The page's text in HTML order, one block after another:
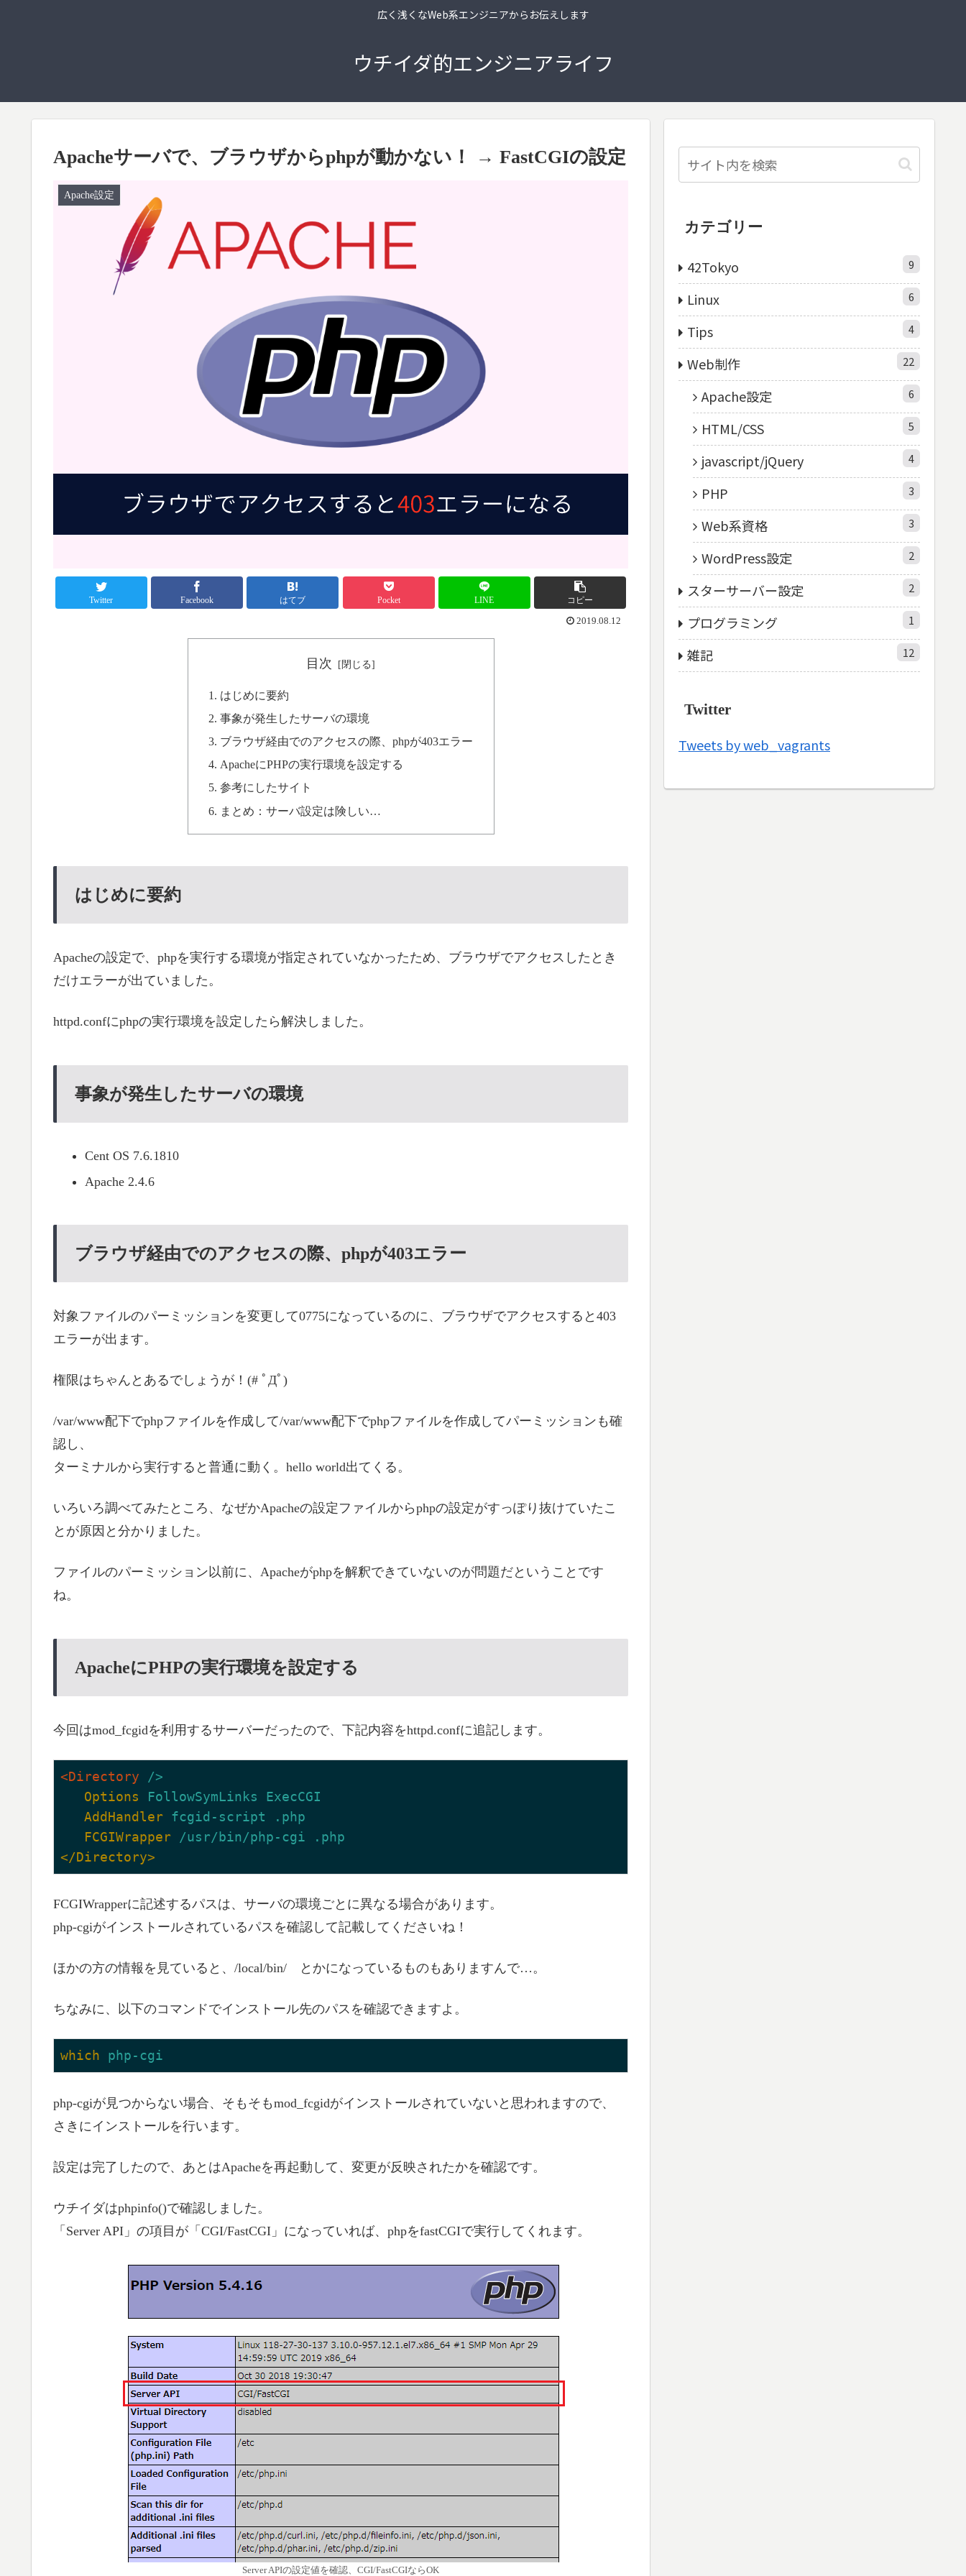
広く浅くなWeb系エンジニアからお伝えします
ウチイダ的エンジニアライフ
Apacheサーバで、ブラウザからphpが動かない！ → FastCGIの設定
Apache設定
Twitter Facebook はてブ Pocket LINE コピー
2019.08.12
目次
はじめに要約
事象が発生したサーバの環境
ブラウザ経由でのアクセスの際、phpが403エラー
ApacheにPHPの実行環境を設定する
参考にしたサイト
まとめ：サーバ設定は険しい…
はじめに要約
Apacheの設定で、phpを実行する環境が指定されていなかったため、ブラウザでアクセスしたとき
だけエラーが出ていました。
httpd.confにphpの実行環境を設定したら解決しました。
事象が発生したサーバの環境
Cent OS 7.6.1810
Apache 2.4.6
ブラウザ経由でのアクセスの際、phpが403エラー
対象ファイルのパーミッションを変更して0775になっているのに、ブラウザでアクセスすると403
エラーが出ます。
権限はちゃんとあるでしょうが！(# ﾟДﾟ)
/var/www配下でphpファイルを作成して/var/www配下でphpファイルを作成してパーミッションも確
認し、
ターミナルから実行すると普通に動く。hello world出てくる。
いろいろ調べてみたところ、なぜかApacheの設定ファイルからphpの設定がすっぽり抜けていたこ
とが原因と分かりました。
ファイルのパーミッション以前に、Apacheがphpを解釈できていないのが問題だということです
ね。
ApacheにPHPの実行環境を設定する
今回はmod_fcgidを利用するサーバーだったので、下記内容をhttpd.confに追記します。
<Directory
/>
Options
FollowSymLinks ExecCGI
AddHandler fcgid-script .php
FCGIWrapper
/usr/bin/php-cgi .php
</Directory>
FCGIWrapperに記述するパスは、サーバの環境ごとに異なる場合があります。
php-cgiがインストールされているパスを確認して記載してくださいね！
ほかの方の情報を見ていると、/local/bin/ とかになっているものもありますんで…。
ちなみに、以下のコマンドでインストール先のパスを確認できますよ。
which php-cgi
php-cgiが見つからない場合、そもそもmod_fcgidがインストールされていないと思われますので、
さきにインストールを行います。
設定は完了したので、あとはApacheを再起動して、変更が反映されたかを確認です。
ウチイダはphpinfo()で確認しました。
「Server API」の項目が「CGI/FastCGI」になっていれば、phpをfastCGIで実行してくれます。
Server APIの設定値を確認、CGI/FastCGIならOK
カテゴリー
42Tokyo 9
Linux 6
Tips 4
Web制作 22
Apache設定 6
HTML/CSS 5
javascript/jQuery 4
PHP 3
Web系資格 3
WordPress設定 2
スターサーバー設定 2
プログラミング 1
雑記 12
Twitter
Tweets by web_vagrants